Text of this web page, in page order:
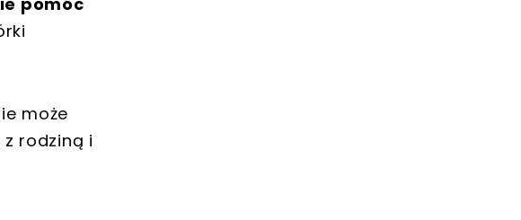
może
rodziną i